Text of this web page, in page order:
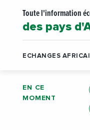
Toute l'information
des pays
ECHANGES
EN CE
MOMENT